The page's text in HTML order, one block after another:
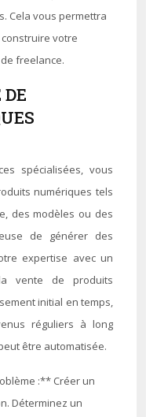
Cela vous permettra
votre
freelance.
spécialisées, vous
numériques tels
des modèles ou des
de générer des
expertise avec un
vente de produits
initial en temps,
réguliers à long
être automatisée.
:** Créer un
Déterminez un